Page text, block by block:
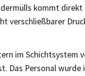
kommt direkt
verschließbarer
im Schichtsystem
Das Personal wurde